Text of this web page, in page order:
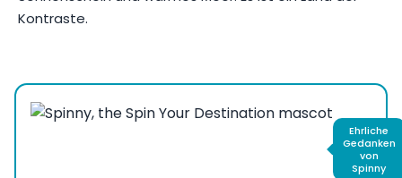
Kontraste.
Ehrliche
Gedanken
von
Spinny